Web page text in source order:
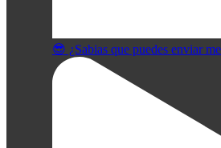
😎 ¿Sabias que puedes enviar